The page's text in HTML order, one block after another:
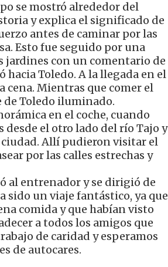
se mostró alrededor del
y explica el significado de
antes de caminar por las
Esto fue seguido por una
jardines con un comentario de
Toledo. A la llegada en el
cena. Mientras que comer el
Toledo iluminado.
en el coche, cuando
el otro lado del río Tajo y
ciudad. Allí pudieron visitar el
por las calles estrechas y
al entrenador y se dirigió de
sido un viaje fantástico, ya que
comida y que habían visto
a todos los amigos que
de caridad y esperamos
de autocares.